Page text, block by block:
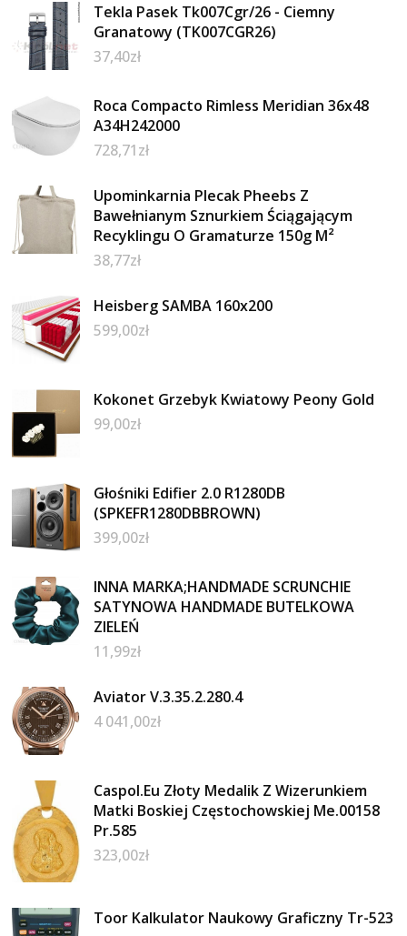
Tekla Pasek Tk007Cgr/26 - Ciemny
Granatowy (TK007CGR26)
37,40zł
Roca Compacto Rimless Meridian 36x48
A34H242000
728,71zł
Upominkarnia Plecak Pheebs Z
Bawełnianym Sznurkiem Ściągającym
Recyklingu O Gramaturze 150g M²
38,77zł
Heisberg SAMBA 160x200
599,00zł
Kokonet Grzebyk Kwiatowy Peony Gold
99,00zł
Głośniki Edifier 2.0 R1280DB
(SPKEFR1280DBBROWN)
399,00zł
INNA MARKA;HANDMADE SCRUNCHIE
SATYNOWA HANDMADE BUTELKOWA
ZIELEŃ
11,99zł
Aviator V.3.35.2.280.4
4 041,00zł
Caspol.Eu Złoty Medalik Z Wizerunkiem
Matki Boskiej Częstochowskiej Me.00158
Pr.585
323,00zł
Toor Kalkulator Naukowy Graficzny Tr-523